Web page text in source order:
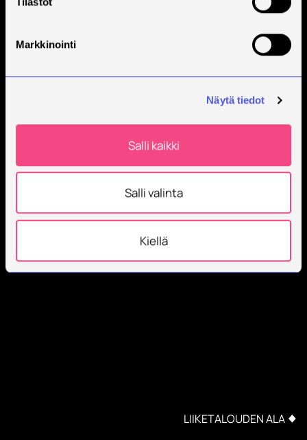
Markkinointi
Näytä tiedot
Salli kaikki
Salli valinta
Kiellä
LIIKETALOUDEN ALA